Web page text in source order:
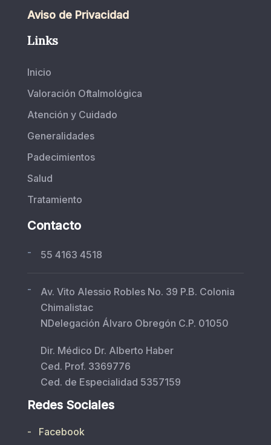
Aviso de Privacidad
Links
Inicio
Valoración Oftalmológica
Atención y Cuidado
Generalidades
Padecimientos
Salud
Tratamiento
Contacto
- 55 4163 4518
-
Av. Vito Alessio Robles No. 39 P.B. Colonia
Chimalistac
NDelegación Álvaro Obregón C.P. 01050
Dir. Médico Dr. Alberto Haber
Ced. Prof. 3369776
Ced. de Especialidad 5357159
Redes Sociales
- Facebook